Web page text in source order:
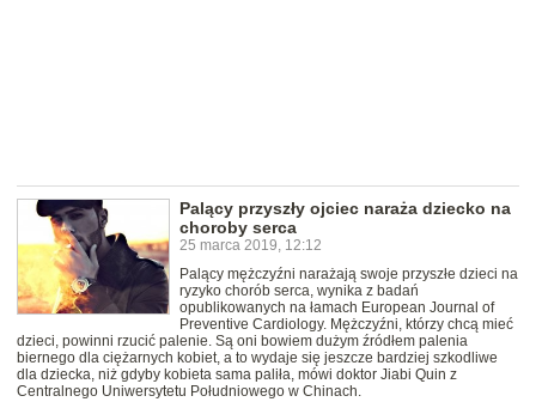
Palący przyszły ojciec naraża dziecko na
choroby serca
25 marca 2019, 12:12
Palący mężczyźni narażają swoje przyszłe dzieci na
ryzyko chorób serca, wynika z badań
opublikowanych na łamach European Journal of
Preventive Cardiology. Mężczyźni, którzy chcą mieć
dzieci, powinni rzucić palenie. Są oni bowiem dużym źródłem palenia
biernego dla ciężarnych kobiet, a to wydaje się jeszcze bardziej szkodliwe
dla dziecka, niż gdyby kobieta sama paliła, mówi doktor Jiabi Quin z
Centralnego Uniwersytetu Południowego w Chinach.